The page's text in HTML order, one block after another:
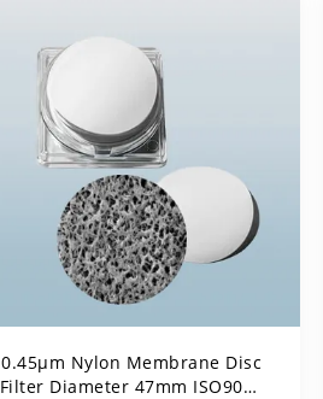
0.45μm Nylon Membrane Disc
Filter Diameter 47mm ISO9001